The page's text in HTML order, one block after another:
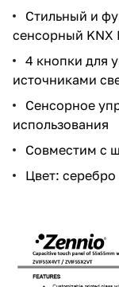
Стильный и
сенсорный KNX
4 кнопки для
источниками
Сенсорное
использования
Совместим с
Цвет: серебро